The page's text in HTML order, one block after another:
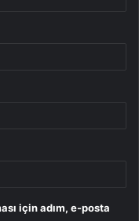
için adım, e-posta